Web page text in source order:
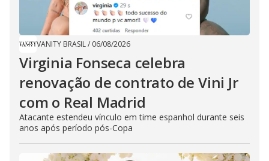
VANITY BRASIL/ 06/08/2026
Virginia Fonseca celebra
renovação de contrato de Vini Jr
com o Real Madrid
Atacante estendeu vínculo em time espanhol durante seis
anos após período pós-Copa